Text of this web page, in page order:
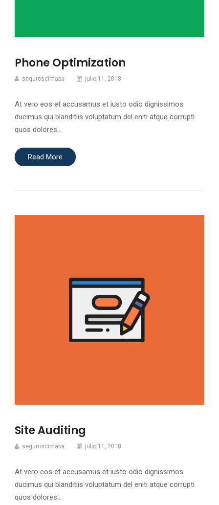
Phone Optimization
seguroscimaba julio 11, 2018
At vero eos et accusamus et iusto odio dignissimos
ducimus qui blanditiis voluptatum del eniti atque corrupti
quos dolores…
Read More
Site Auditing
seguroscimaba julio 11, 2018
At vero eos et accusamus et iusto odio dignissimos
ducimus qui blanditiis voluptatum del eniti atque corrupti
quos dolores…